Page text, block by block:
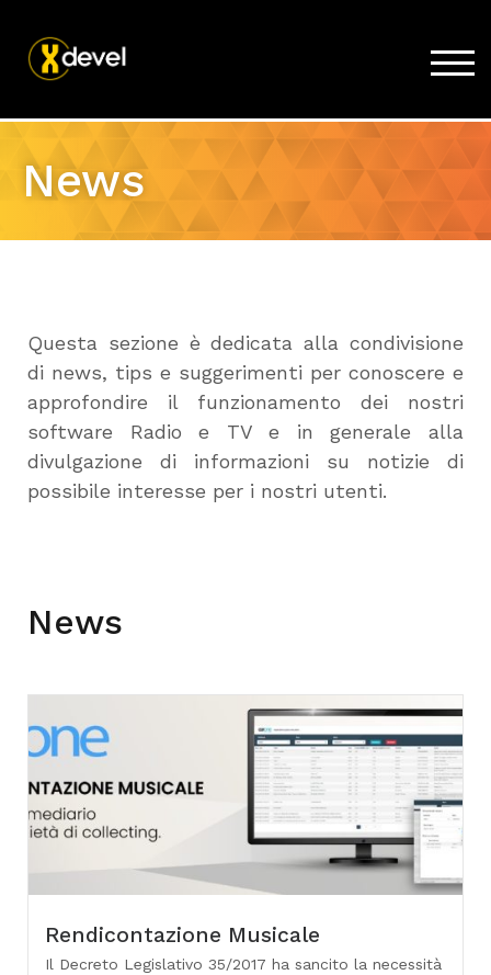
Home
Prodotti
Lavora con noi
News
Questa sezione è dedicata alla condivisione
di news, tips e suggerimenti per conoscere e
approfondire il funzionamento dei nostri
software Radio e TV e in generale alla
divulgazione di informazioni su notizie di
possibile interesse per i nostri utenti.
News
Rendicontazione Musicale
Il Decreto Legislativo 35/2017 ha sancito la necessità